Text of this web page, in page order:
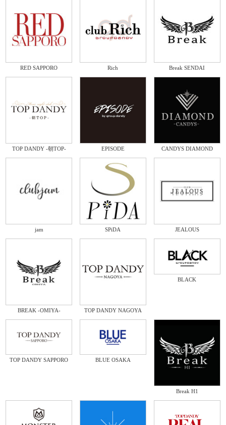
RED SAPPORO Rich Break SENDAI
TOP DANDY -朝TOP- EPISODE CANDYS DIAMOND
jam SPiDA JEALOUS
BREAK -OMIYA- TOP DANDY NAGOYA
BLACK
TOP DANDY SAPPORO BLUE OSAKA
Break H1